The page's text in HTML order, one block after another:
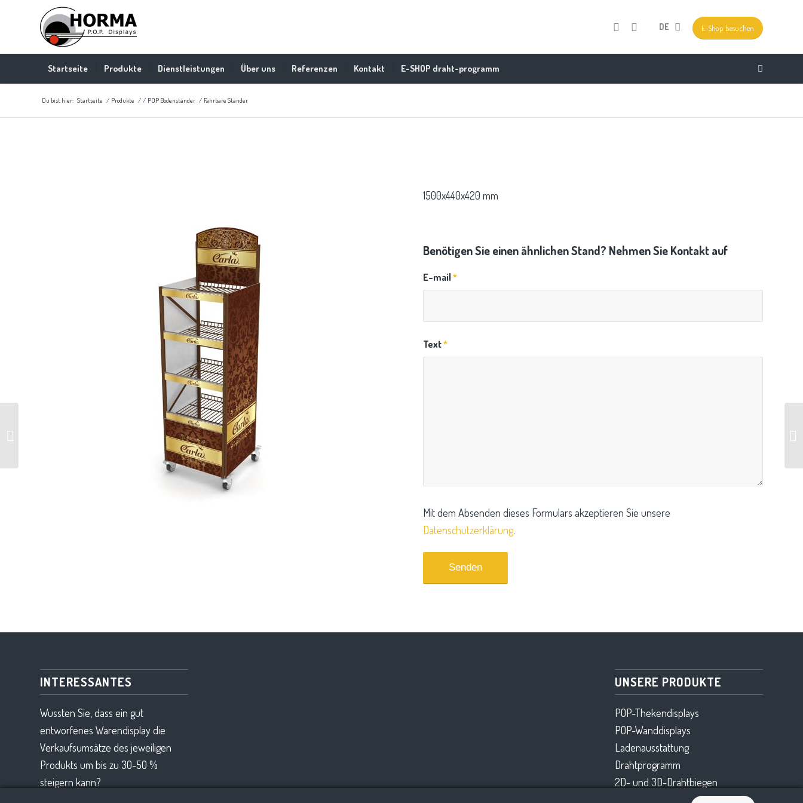
E-Shop besuchen
DE
Startseite Produkte Dienstleistungen Über uns Referenzen Kontakt E-SHOP draht-programm
Du bist hier: Startseite / Produkte / / POP Bodenständer / Fahrbare Ständer
1500x440x420 mm
Benötigen Sie einen ähnlichen Stand? Nehmen Sie Kontakt auf
E-mail*
Text*
Mit dem Absenden dieses Formulars akzeptieren Sie unsere
Datenschutzerklärung.
INTERESSANTES
Wussten Sie, dass ein gut
entworfenes Warendisplay die
Verkaufsumsätze des jeweiligen
Produkts um bis zu 30-50 %
steigern kann?
UNSERE PRODUKTE
POP-Thekendisplays
POP-Wanddisplays
Ladenausstattung
Drahtprogramm
2D- und 3D-Drahtbiegen